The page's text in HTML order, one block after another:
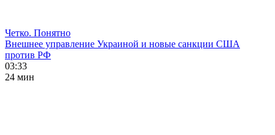
Четко. Понятно
Внешнее управление Украиной и новые санкции США
против РФ
03:33
24 мин